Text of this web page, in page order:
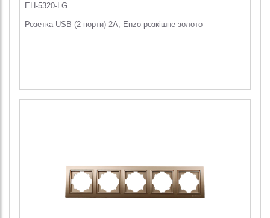
EH-5320-LG
Розетка USB (2 порти) 2A, Enzo розкішне золото